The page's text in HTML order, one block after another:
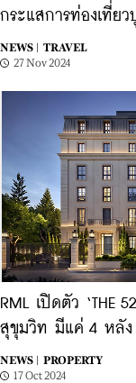
กระแสการท่องเที่ยว
NEWS |
TRAVEL
27 Nov 2024
RML เปิดตัว ‘THE
สุขุมวิท มีแค่ 4 หลัง
NEWS |
PROPERTY
17 Oct 2024